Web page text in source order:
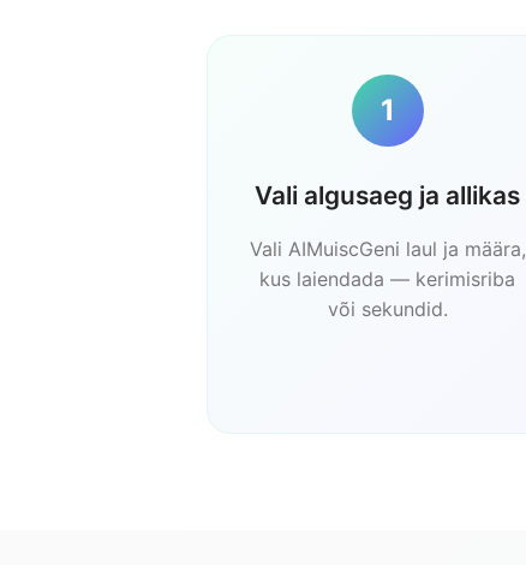
1
Vali algusaeg ja allikas
Vali AIMuiscGeni laul ja määra,
kus laiendada — kerimisriba
või sekundid.